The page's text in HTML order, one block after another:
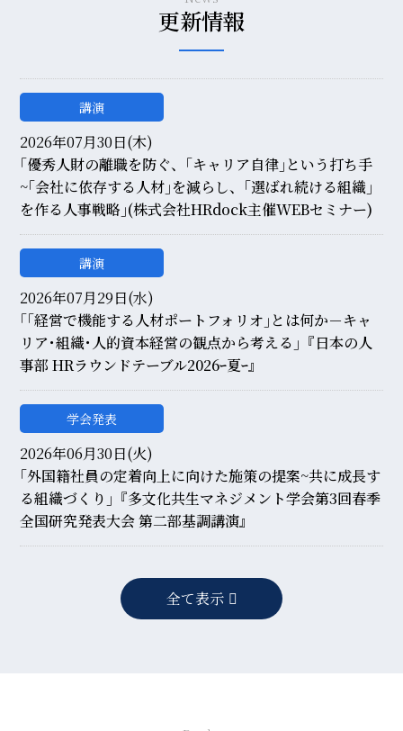
更新情報
講演
2026年07月30日(木)
｢優秀人財の離職を防ぐ、｢キャリア自律｣という打ち手
~｢会社に依存する人材｣を減らし、｢選ばれ続ける組織｣
を作る人事戦略｣(株式会社HRdock主催WEBセミナー)
講演
2026年07月29日(水)
｢｢経営で機能する人材ポートフォリオ｣とは何か－キャ
リア･組織･人的資本経営の観点から考える｣『日本の人
事部 HRラウンドテーブル2026ｰ夏ｰ』
学会発表
2026年06月30日(火)
｢外国籍社員の定着向上に向けた施策の提案~共に成長す
る組織づくり｣『多文化共生マネジメント学会第3回春季
全国研究発表大会 第二部基調講演』
全て表示